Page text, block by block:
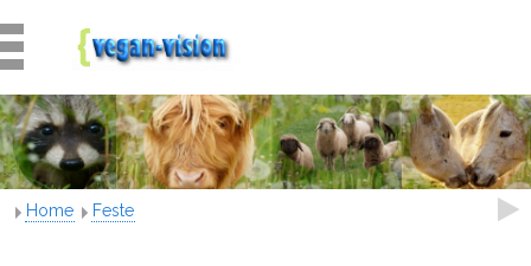
Home Feste